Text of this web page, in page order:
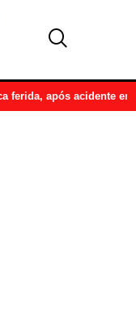
ferida, após acidente